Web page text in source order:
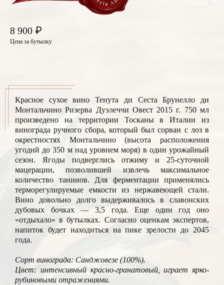
8 900 ₽
Цена за бутылку
Красное сухое вино Тенута ди Сеста Брунелло ди
Монтальчино Ризерва Дуэлеччи Овест 2015 г. 750 мл
произведено на территории Тосканы в Италии из
винограда ручного сбора, который был сорван с лоз в
окрестностях Монтальчино (высота расположения
угодий до 350 м над уровнем моря) в один урожайный
сезон. Ягоды подверглись отжиму и 25-суточной
мацерации, позволившей извлечь максимальное
количество танинов. Для ферментации применялись
терморегулируемые емкости из нержавеющей стали.
Вино довольно долго выдерживалось в славонских
дубовых бочках — 3,5 года. Еще один год оно
«отдыхало» в бутылках. Согласно оценкам экспертов,
напиток будет находиться на пике зрелости до 2045
года.
Сорт винограда: Санджовезе (100%).
Цвет: интенсивный красно-гранатовый, играет ярко-
рубиновыми отражениями.